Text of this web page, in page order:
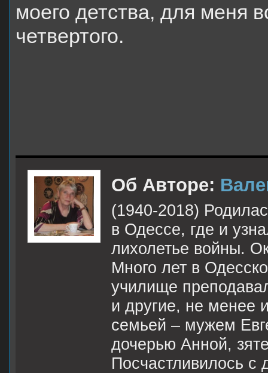
моего детства, для меня
четвертого.
Об Авторе:
(1940-2018)
в Одессе, где и
лихолетье войны.
Много лет в
училище
и другие, не менее
семьей – мужем
дочерью Анной,
Посчастливилось